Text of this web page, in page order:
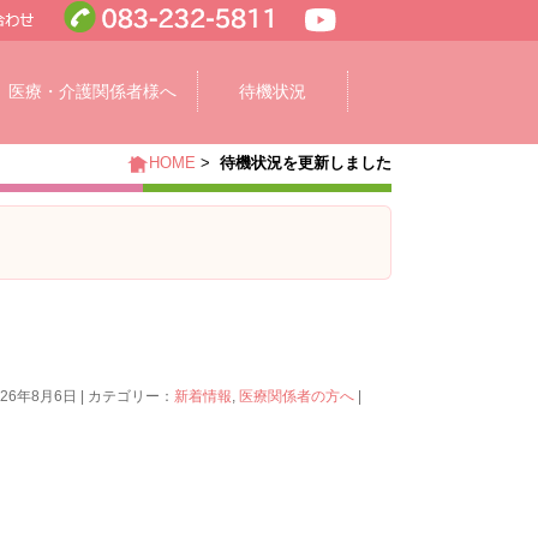
医療・介護関係者様へ 待機状況
HOME > 待機状況を更新しました
年8月6日 | カテゴリー： 新着情報, 医療関係者の方へ